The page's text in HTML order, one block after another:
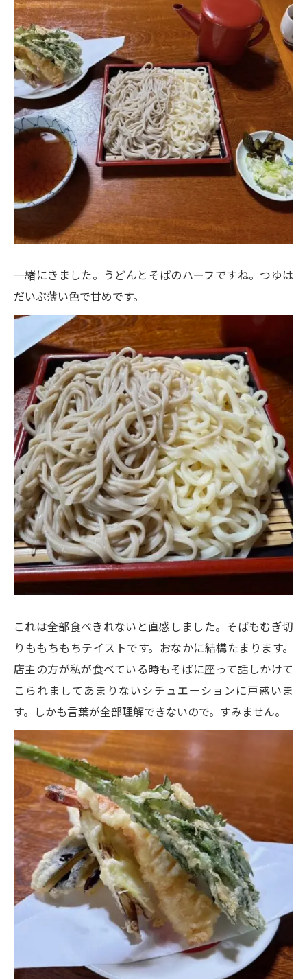
一緒にきました。うどんとそばのハーフですね。つゆは
だいぶ薄い色で甘めです。
これは全部食べきれないと直感しました。そばもむぎ切
りももちもちテイストです。おなかに結構たまります。
店主の方が私が食べている時もそばに座って話しかけて
こられましてあまりないシチュエーションに戸惑いま
す。しかも言葉が全部理解できないので。すみません。